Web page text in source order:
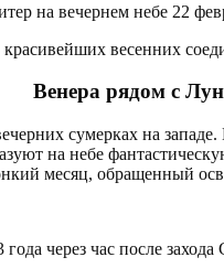
на вечернем небе 22
весенних
Венера рядом с
сумерках на
на небе
месяц, обращенный
через час после